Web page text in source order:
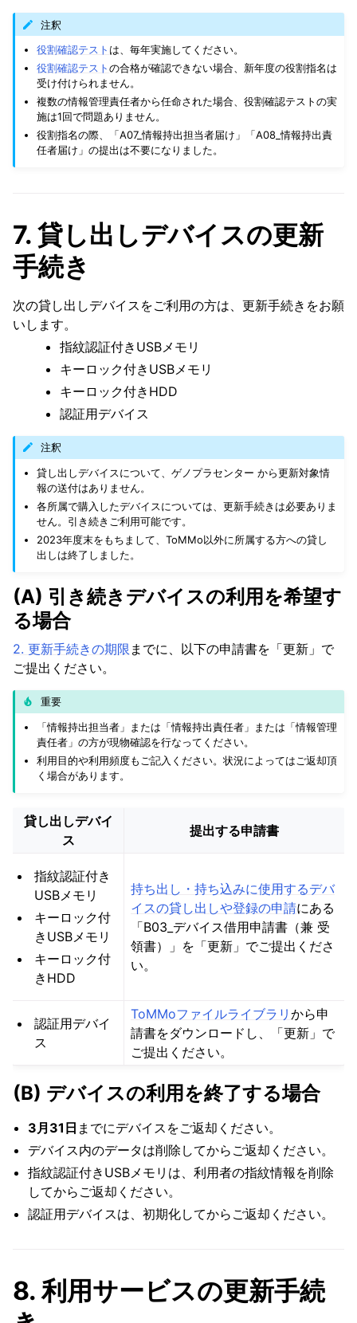
注釈
役割確認テスト は、毎年実施してください。
役割確認テストの合格が確認できない場合、新年度の役割指名は
受け付けられません。
複数の情報管理責任者から任命された場合、役割確認テストの実
施は1回で問題ありません。
役割指名の際、「A07_情報持出担当者届け」「A08_情報持出責
任者届け」の提出は不要になりました。
7. 貸し出しデバイスの更新
手続き
次の貸し出しデバイスをご利用の方は、更新手続きをお願
いします。
指紋認証付きUSBメモリ
キーロック付きUSBメモリ
キーロック付きHDD
認証用デバイス
注釈
貸し出しデバイスについて、ゲノプラセンター から更新対象情
報の送付はありません。
各所属で購入したデバイスについては、更新手続きは必要ありま
せん。引き続きご利用可能です。
2023年度末をもちまして、ToMMo以外に所属する方への貸し
出しは終了しました。
(A) 引き続きデバイスの利用を希望す
る場合
2. 更新手続きの期限 までに、以下の申請書を「更新」で
ご提出ください。
重要
「情報持出担当者」または「情報持出責任者」または「情報管理
責任者」の方が現物確認を行なってください。
利用目的や利用頻度もご記入ください。状況によってはご返却頂
く場合があります。
貸し出しデバイ
ス
提出する申請書
指紋認証付き
USBメモリ
キーロック付
きUSBメモリ
キーロック付
きHDD
持ち出し・持ち込みに使用するデバ
イスの貸し出しや登録の申請にある
「B03_デバイス借用申請書（兼 受
領書）」を「更新」でご提出くださ
い。
認証用デバイ
ス
ToMMoファイルライブラリ から申
請書をダウンロードし、「更新」で
ご提出ください。
(B) デバイスの利用を終了する場合
3月31日 までにデバイスをご返却ください。
デバイス内のデータは削除してからご返却ください。
指紋認証付きUSBメモリは、利用者の指紋情報を削除
してからご返却ください。
認証用デバイスは、初期化してからご返却ください。
8. 利用サービスの更新手続